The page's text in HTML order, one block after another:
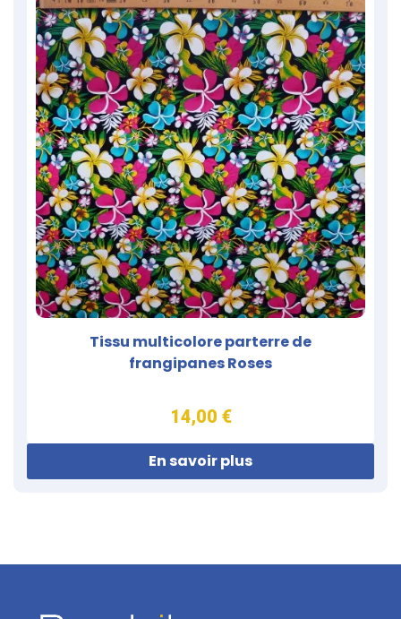
Tissu multicolore parterre de
frangipanes Roses
14,00 €
En savoir plus